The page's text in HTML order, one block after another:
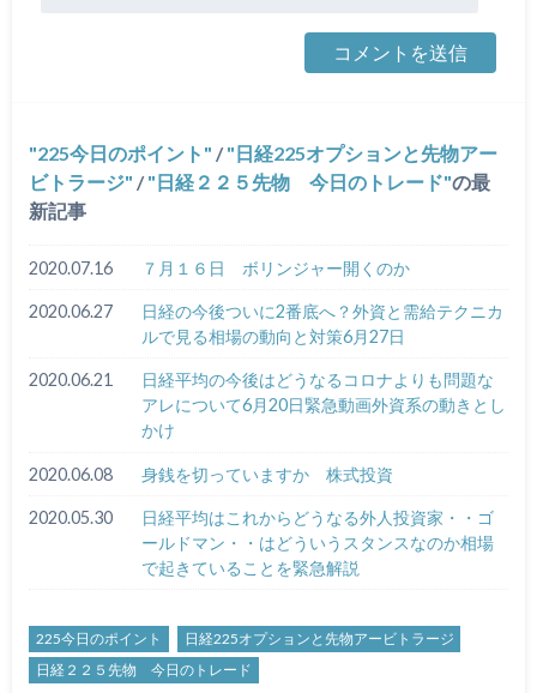
225今日のポイント /
日経225オプションと先物アー
ビトラージ / 日経２２５先物 今日のトレード の最
新記事
2020.07.16 ７月１６日 ボリンジャー開くのか
2020.06.27
日経の今後ついに2番底へ？外資と需給テクニカ
ルで見る相場の動向と対策6月27日
2020.06.21
日経平均の今後はどうなるコロナよりも問題な
アレについて6月20日緊急動画外資系の動きとし
かけ
2020.06.08 身銭を切っていますか 株式投資
2020.05.30
日経平均はこれからどうなる外人投資家・・ゴ
ールドマン・・はどういうスタンスなのか相場
で起きていることを緊急解説
225今日のポイント
日経225オプションと先物アービトラージ
日経２２５先物 今日のトレード